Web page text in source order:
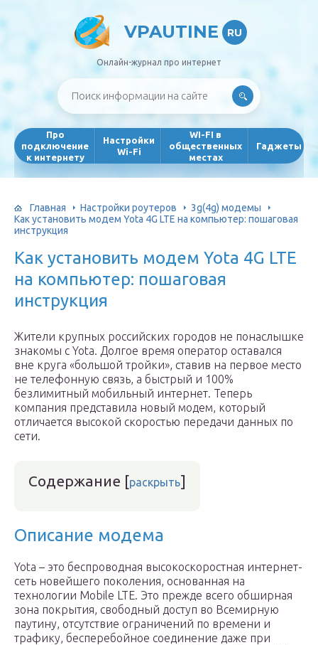
VPAUTINE RU
Онлайн-журнал про интернет
Про
подключение
к интернету
Настройки
Wi-Fi
WI-FI в
общественных
местах
Гаджеты
Главная Настройки роутеров
3g(4g) модемы
Как установить модем Yota 4G LTE на компьютер: пошаговая
инструкция
Как установить модем Yota 4G LTE
на компьютер: пошаговая
инструкция
Жители крупных российских городов не понаслышке
знакомы с Yota. Долгое время оператор оставался
вне круга «большой тройки», ставив на первое место
не телефонную связь, а быстрый и 100%
безлимитный мобильный интернет. Теперь
компания представила новый модем, который
отличается высокой скоростью передачи данных по
сети.
Содержание [раскрыть]
Описание модема
Yota – это беспроводная высокоскоростная интернет-
сеть новейшего поколения, основанная на
технологии Mobile LTE. Это прежде всего обширная
зона покрытия, свободный доступ во Всемирную
паутину, отсутствие ограничений по времени и
трафику, бесперебойное соединение даже при